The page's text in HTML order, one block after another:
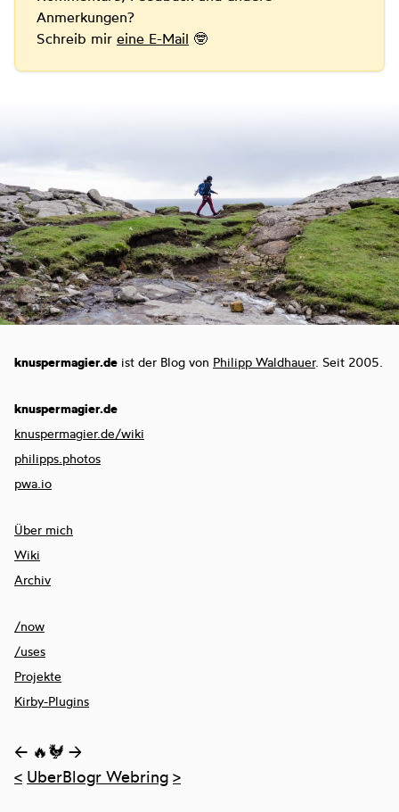
Anmerkungen?
Schreib mir eine E-Mail 🤓
knuspermagier.de ist der Blog von Philipp Waldhauer. Seit 2005.
knuspermagier.de
knuspermagier.de/wiki
philipps.photos
pwa.io
Über mich
Wiki
Archiv
/now
/uses
Projekte
Kirby-Plugins
← 🔥🐓 →
< UberBlogr Webring >